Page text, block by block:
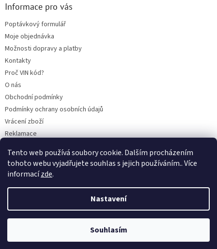
Tento web používá soubory cookie. Dalším procházením
tohoto webu vyjadřujete souhlas s jejich používáním.. Více
informacízde.
Nastavení
Souhlasím
Informace pro vás
Poptávkový formulář
Moje objednávka
Možnosti dopravy a platby
Kontakty
Proč VIN kód?
O nás
Obchodní podmínky
Podmínky ochrany osobních údajů
Vrácení zboží
Reklamace
BLOG
Vytvořil Shoptet
CITROENY.CZ. Všechna práva vyhrazena.